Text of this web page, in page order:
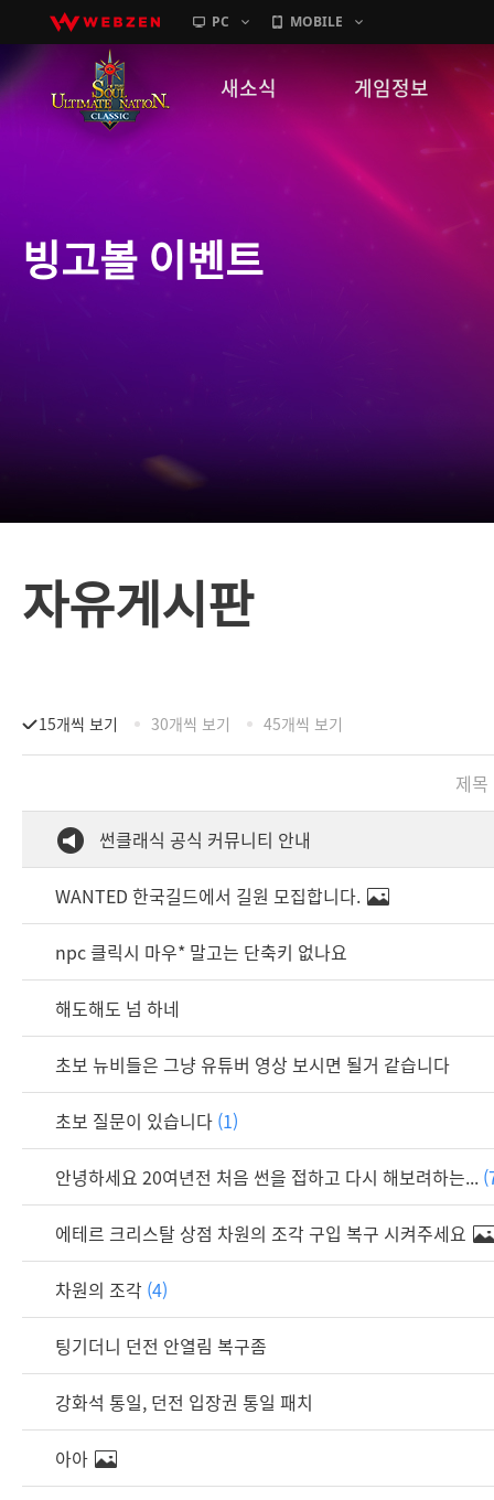
PC MOBILE
새소식
GM노트
게임정보
캐릭터소개
빙고볼 이벤트
자유게시판
15개씩 보기 30개씩 보기 45개씩 보기
제목
썬클래식 공식 커뮤니티 안내
WANTED 한국길드에서 길원 모집합니다.
npc 클릭시 마우* 말고는 단축키 없나요
해도해도 넘 하네
초보 뉴비들은 그냥 유튜버 영상 보시면 될거 같습니다
초보 질문이 있습니다 (1)
안녕하세요 20여년전 처음 썬을 접하고 다시 해보려하는...
에테르 크리스탈 상점 차원의 조각 구입 복구 시켜주세요
차원의 조각 (4)
팅기더니 던전 안열림 복구좀
강화석 통일, 던전 입장권 통일 패치
아아